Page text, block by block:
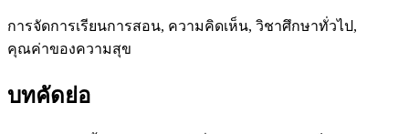
การจัดการเรียนการสอน, ความคิดเห็น, วิชาศึกษาทั่วไป,
คุณค่าของความสุข
บทคัดย่อ